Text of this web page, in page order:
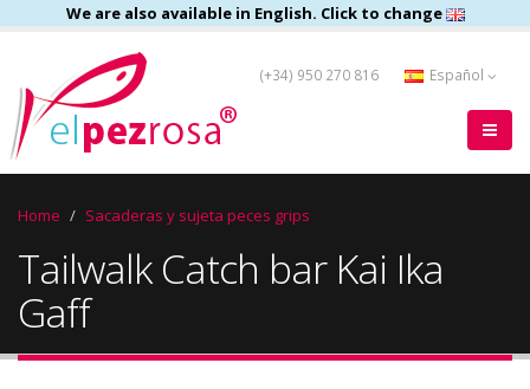
We are also available in English. Click to change
(+34) 950 270 816 Español
Home Sacaderas y sujeta peces grips
Tailwalk Catch bar Kai Ika
Gaff